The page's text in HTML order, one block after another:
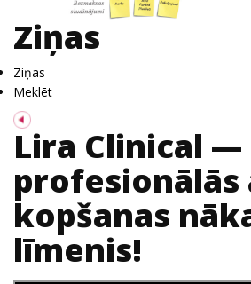
Ziņas
Ziņas
Meklēt
Lira Clinical —
profesionālās
kopšanas
līmenis!